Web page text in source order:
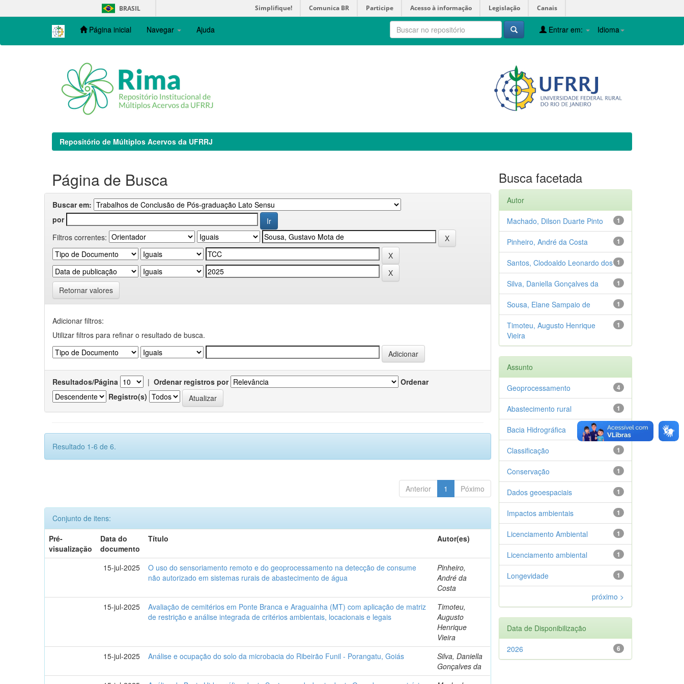
navigation
BRASIL Simplifique! Comunica BR Participe Acesso à informação Legislação Canais
Página inicial Navegar Ajuda Idioma
Entrar em:
Repositório de Múltiplos Acervos da UFRRJ
Página de Busca
Buscar em:
por
Filtros correntes:
Retornar valores
Adicionar filtros:
Utilizar filtros para refinar o resultado de busca.
Resultados/Página | Ordenar registros por
Ordenar
Registro(s)
Resultado 1-6 de 6.
Anterior 1 Póximo
Conjunto de itens:
Pré-
visualização
Data do
documento
Título Autor(es)
15-jul-2025
O uso do sensoriamento remoto e do geoprocessamento na detecção de consume
não autorizado em sistemas rurais de abastecimento de água
Pinheiro,
André da
Costa
15-jul-2025
Avaliação de cemitérios em Ponte Branca e Araguainha (MT) com aplicação de matriz
de restrição e análise integrada de critérios ambientais, locacionais e legais
Timoteu,
Augusto
Henrique
Vieira
15-jul-2025
Análise e ocupação do solo da microbacia do Ribeirão Funil - Porangatu, Goiás
Silva, Daniella
Gonçalves da
Busca facetada
Autor
1
Machado, Dilson Duarte Pinto
1
Pinheiro, André da Costa
1
Santos, Clodoaldo Leonardo dos
1
Silva, Daniella Gonçalves da
1
Sousa, Elane Sampaio de
1
Timoteu, Augusto Henrique
Vieira
Assunto
4
Geoprocessamento
1
Abastecimento rural
1
Bacia Hidrográfica
1
Classificação
1
Conservação
1
Dados geoespaciais
1
Impactos ambientais
1
Licenciamento Ambiental
1
Licenciamento ambiental
1
Longevidade
próximo >
Data de Disponibilização
6
2026